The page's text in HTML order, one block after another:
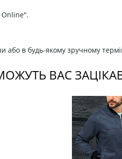
Online".
або в будь-якому зручному
ВАС